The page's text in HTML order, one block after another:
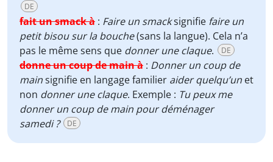
DE
fait un smack à : Faire un smacksignifie faire un
petit bisou sur la bouche(sans la langue). Cela n’a
pas le même sens que donner une claque. DE
donne un coup de main à : Donner un coup de
mainsignifie en langage familier aider quelqu’un et
non donner une claque. Exemple : Tu peux me
donner un coup de main pour déménager
samedi ?
DE